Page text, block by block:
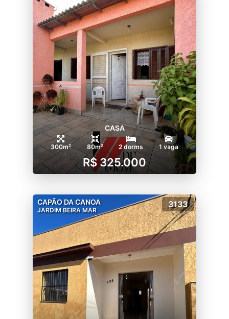
CASA
300m² 80m² 2 dorms 1 vaga
R$ 325.000
CAPÃO DA CANOA
JARDIM BEIRA MAR
3133